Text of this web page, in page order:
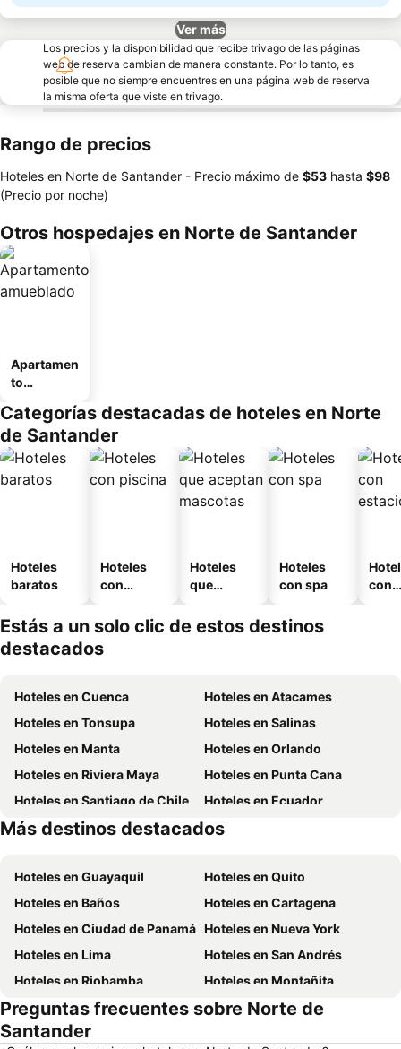
Ver más
Los precios y la disponibilidad que recibe trivago de las páginas
web de reserva cambian de manera constante. Por lo tanto, es
posible que no siempre encuentres en una página web de reserva
la misma oferta que viste en trivago.
Rango de precios
Hoteles en Norte de Santander - Precio máximo de ‎$53 hasta ‎$98
(Precio por noche)
Otros hospedajes en Norte de Santander
Apartamen
to
o
Categorías destacadas de hoteles en Norte
de Santander
Hoteles
baratos
Hoteles
con
Hoteles
que
mascotas
Hoteles
con spa
con
Estás a un solo clic de estos destinos
destacados
Hoteles en Cuenca
Hoteles en Atacames
Hoteles en Tonsupa
Hoteles en Salinas
Hoteles en Manta
Hoteles en Orlando
Hoteles en Riviera Maya
Hoteles en Punta Cana
Hoteles en Santiago de Chile
Hoteles en Ecuador
Hoteles en México
Hoteles en Chicago
Más destinos destacados
Hoteles en Guayaquil
Hoteles en Quito
Hoteles en Baños
Hoteles en Cartagena
Hoteles en Ciudad de Panamá Hoteles en Nueva York
Hoteles en Lima
Hoteles en San Andrés
Hoteles en Riobamba
Hoteles en Montañita
Hoteles en Puerto López
Hoteles en Pedernales
Hoteles en Miami
Preguntas frecuentes sobre Norte de
Santander